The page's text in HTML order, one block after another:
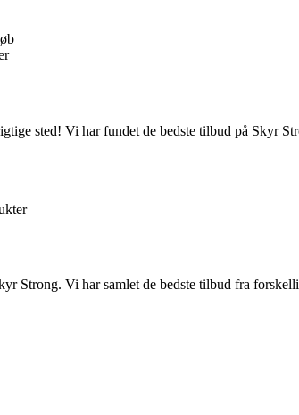
sted! Vi har fundet de bedste tilbud på Skyr
Strong. Vi har samlet de bedste tilbud fra